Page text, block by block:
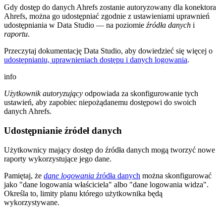
Gdy dostęp do danych Ahrefs zostanie autoryzowany dla konektora
Ahrefs, można go udostępniać zgodnie z ustawieniami uprawnień
udostępniania w Data Studio — na poziomie źródła danych i
raportu.
Przeczytaj dokumentację Data Studio, aby dowiedzieć się więcej o
udostępnianiu, uprawnieniach dostępu i danych logowania.
info
Użytkownik autoryzujący odpowiada za skonfigurowanie tych
ustawień, aby zapobiec niepożądanemu dostępowi do swoich
danych Ahrefs.
Udostępnianie źródeł danych
Użytkownicy mający dostęp do źródła danych mogą tworzyć nowe
raporty wykorzystujące jego dane.
Pamiętaj, że dane logowania źródła danych można skonfigurować
jako "dane logowania właściciela" albo "dane logowania widza".
Określa to, limity planu którego użytkownika będą
wykorzystywane.